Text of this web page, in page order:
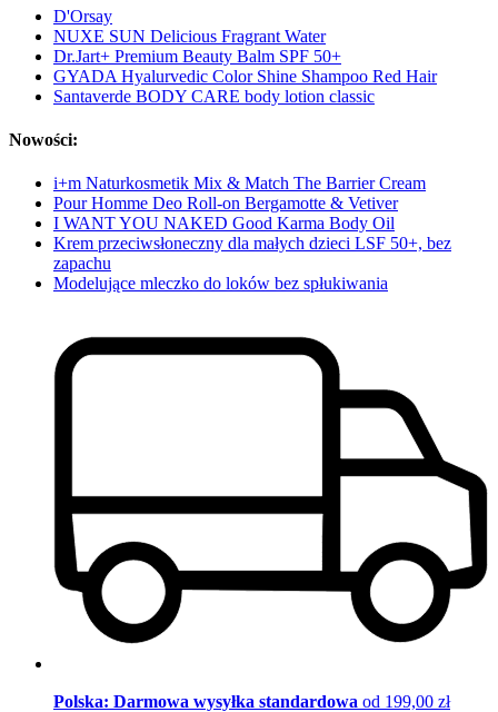
D'Orsay
NUXE SUN Delicious Fragrant Water
Dr.Jart+ Premium Beauty Balm SPF 50+
GYADA Hyalurvedic Color Shine Shampoo Red Hair
Santaverde BODY CARE body lotion classic
Nowości:
i+m Naturkosmetik Mix & Match The Barrier Cream
Pour Homme Deo Roll-on Bergamotte & Vetiver
I WANT YOU NAKED Good Karma Body Oil
Krem przeciwsłoneczny dla małych dzieci LSF 50+, bez
zapachu
Modelujące mleczko do loków bez spłukiwania
Polska: Darmowa wysyłka standardowa od 199,00 zł